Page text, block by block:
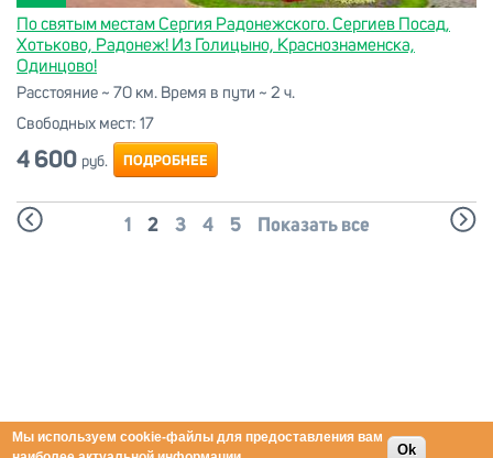
По святым местам Сергия Радонежского. Сергиев Посад,
Хотьково, Радонеж! Из Голицыно, Краснознаменска,
Одинцово!
Расстояние ~ 70 км. Время в пути ~ 2 ч.
Свободных мест: 17
4 600 руб. ПОДРОБНЕЕ
Страницы
1 2 3 4 5 Показать все
Мы используем cookie-файлы для предоставления вам
Ok